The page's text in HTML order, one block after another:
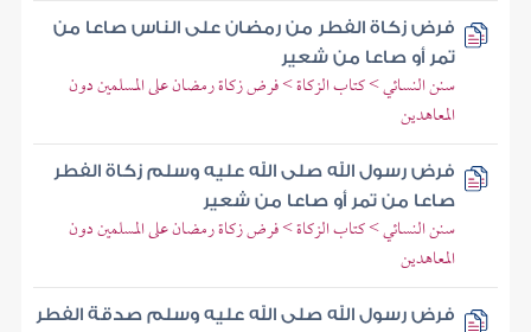
فرض زكاة الفطر من رمضان على الناس صاعا من
تمر أو صاعا من شعير
سنن النسائي > كتاب الزكاة > فرض زكاة رمضان على المسلمين دون
المعاهدين
فرض رسول الله صلى الله عليه وسلم زكاة الفطر
صاعا من تمر أو صاعا من شعير
سنن النسائي > كتاب الزكاة > فرض زكاة رمضان على المسلمين دون
المعاهدين
فرض رسول الله صلى الله عليه وسلم صدقة الفطر